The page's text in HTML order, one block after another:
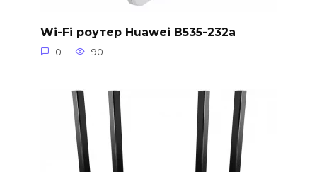
Wi-Fi роутер Huawei B535-232a
0 90